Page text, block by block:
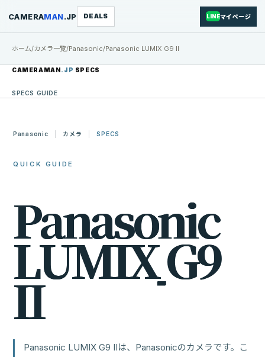
CAMERAMAN.JP DEALS LINEマイページ
ホーム/カメラ一覧/Panasonic/Panasonic LUMIX G9 II
CAMERAMAN.JP SPECS
SPECS GUIDE
Panasonic カメラ SPECS
QUICK GUIDE
Panasonic
LUMIXG9
II
Panasonic LUMIX G9 IIは、Panasonicのカメラです。こ